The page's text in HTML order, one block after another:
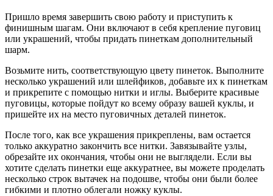
Пришло время завершить свою работу и приступить к
финишным шагам. Они включают в себя крепление пуговиц
или украшений, чтобы придать пинеткам дополнительный
шарм.
Возьмите нить, соответствующую цвету пинеток. Выполните
несколько украшений или шлейфиков, добавьте их к пинеткам
и прикрепите с помощью нитки и иглы. Выберите красивые
пуговицы, которые пойдут ко всему образу вашей куклы, и
пришейте их на место пуговичных деталей пинеток.
После того, как все украшения прикреплены, вам остается
только аккуратно закончить все нитки. Завязывайте узлы,
обрезайте их окончания, чтобы они не выглядели. Если вы
хотите сделать пинетки еще аккуратнее, вы можете проделать
несколько строк вытачек на подошве, чтобы они были более
гибкими и плотно облегали ножку куклы.